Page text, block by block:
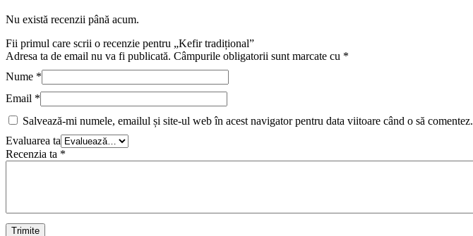
Nu există recenzii până acum.
Fii primul care scrii o recenzie pentru „Kefir tradițional”
Adresa ta de email nu va fi publicată. Câmpurile obligatorii sunt marcate cu *
Nume *
Email *
Salvează-mi numele, emailul și site-ul web în acest navigator pentru data viitoare când o să comentez.
Evaluarea ta
Recenzia ta *